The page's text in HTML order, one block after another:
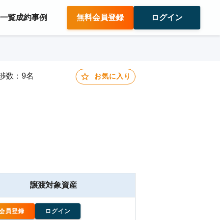
覧成約事例 無料会員登録 ログイン
数：9名 お気に入り
員登録 ログイン
譲渡対象資産